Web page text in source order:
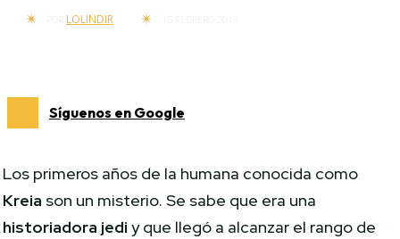
LOLINDIR
Síguenos en Google
Los primeros años de la humana conocida como
Kreia son un misterio. Se sabe que era una
historiadora jedi y que llegó a alcanzar el rango de